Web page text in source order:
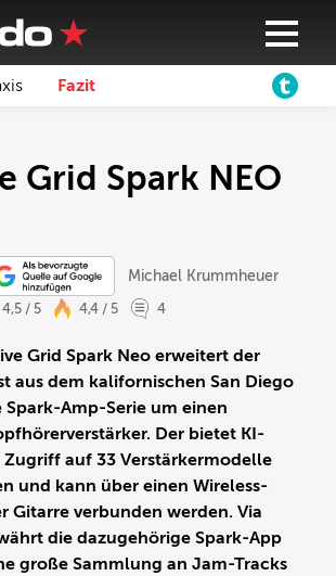
Fazit
Grid Spark NEO
Michael Krummheuer
4,5 / 5 4,4 / 5 4
Grid Spark Neo erweitert der
aus dem kalifornischen San Diego
Spark-Amp-Serie um einen
Der bietet KI-
auf 33 Verstärkermodelle
und kann über einen Wireless-
Gitarre verbunden werden. Via
die dazugehörige Spark-App
große Sammlung an Jam-Tracks